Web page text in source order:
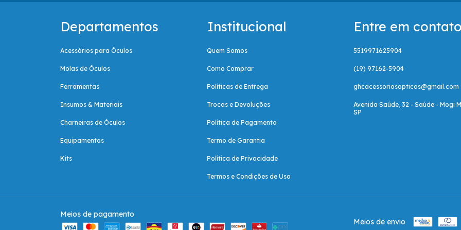
Departamentos
Acessórios para Óculos
Molas de Óculos
Ferramentas
Insumos & Materiais
Charneiras de Óculos
Equipamentos
Kits
Institucional
Quem Somos
Como Comprar
Políticas de Entrega
Trocas e Devoluções
Política de Pagamento
Termo de Garantia
Política de Privacidade
Termos e Condições de Uso
Entre em contato
5519971625904
(19) 97162-5904
ghcacessoriosopticos@gmail.com
Avenida Saúde, 32 - Saúde - Mogi
SP
Meios de pagamento
Meios de envio